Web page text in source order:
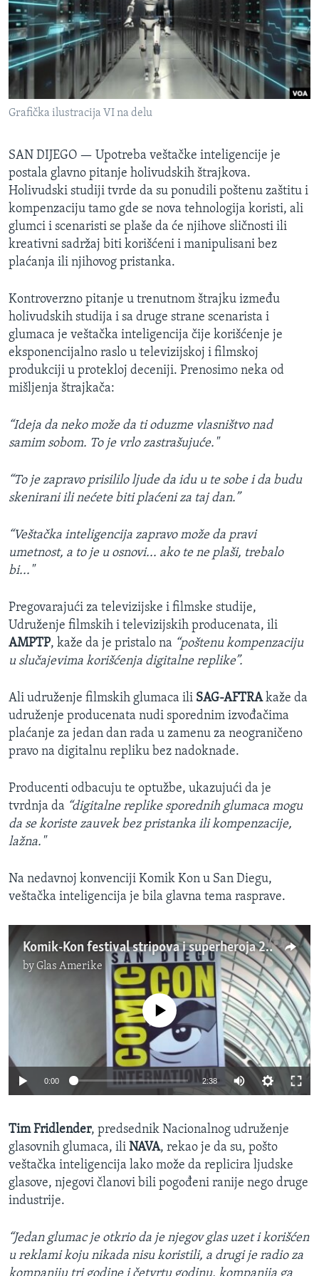
SPORT
INTERVJU
Grafička ilustracija VI na delu
SAN DIJEGO — Upotreba veštačke inteligencije je
postala glavno pitanje holivudskih štrajkova.
Holivudski studiji tvrde da su ponudili poštenu zaštitu i
kompenzaciju tamo gde se nova tehnologija koristi, ali
glumci i scenaristi se plaše da će njihove sličnosti ili
kreativni sadržaj biti korišćeni i manipulisani bez
plaćanja ili njihovog pristanka.
Kontroverzno pitanje u trenutnom štrajku između
holivudskih studija i sa druge strane scenarista i
glumaca je veštačka inteligencija čije korišćenje je
eksponencijalno raslo u televizijskoj i filmskoj
produkciji u protekloj deceniji. Prenosimo neka od
mišljenja štrajkača:
“Ideja da neko može da ti oduzme vlasništvo nad
samim sobom. To je vrlo zastrašujuće."
“To je zapravo prisililo ljude da idu u te sobe i da budu
skenirani ili nećete biti plaćeni za taj dan.”
“Veštačka inteligencija zapravo može da pravi
umetnost, a to je u osnovi... ako te ne plaši, trebalo
bi..."
Pregovarajući za televizijske i filmske studije,
Udruženje filmskih i televizijskih producenata, ili
AMPTP, kaže da je pristalo na “poštenu kompenzaciju
u slučajevima korišćenja digitalne replike”.
Ali udruženje filmskih glumaca ili SAG-AFTRAkaže da
udruženje producenata nudi sporednim izvođačima
plaćanje za jedan dan rada u zamenu za neograničeno
pravo na digitalnu repliku bez nadoknade.
Producenti odbacuju te optužbe, ukazujući da je
tvrdnja da “digitalne replike sporednih glumaca mogu
da se koriste zauvek bez pristanka ili kompenzacije,
lažna."
Na nedavnoj konvenciji Komik Kon u San Diegu,
veštačka inteligencija je bila glavna tema rasprave.
Komik-Kon festival stripova i superheroja 2023
byGlas Amerike
No media source currently available
0:00 2:38
Tim Fridlender, predsednik Nacionalnog udruženje
glasovnih glumaca, ili NAVA, rekao je da su, pošto
veštačka inteligencija lako može da replicira ljudske
glasove, njegovi članovi bili pogođeni ranije nego druge
industrije.
“Jedan glumac je otkrio da je njegov glas uzet i korišćen
u reklami koju nikada nisu koristili, a drugi je radio za